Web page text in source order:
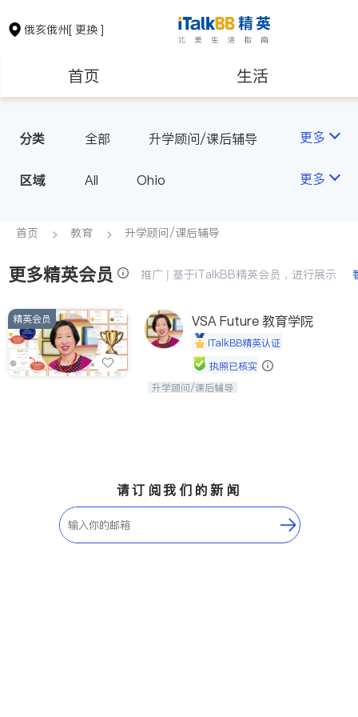
俄亥俄州[ 更换 ]
首页 生活
保险理财
建筑装修
养老 非盈利组织
分类 全部 升学顾问/课后辅导 更多
区域 All Ohio 更多
首页 教育 升学顾问/课后辅导
更多精英会员 推广 | 基于iTalkBB精英会员，进行展示
精英会员 VSA Future 教育学院
iTalkBB精英认证
执照已核实
孩子美好的未来始于早期能力的培养，
升学顾问/课后辅导
请订阅我们的新闻